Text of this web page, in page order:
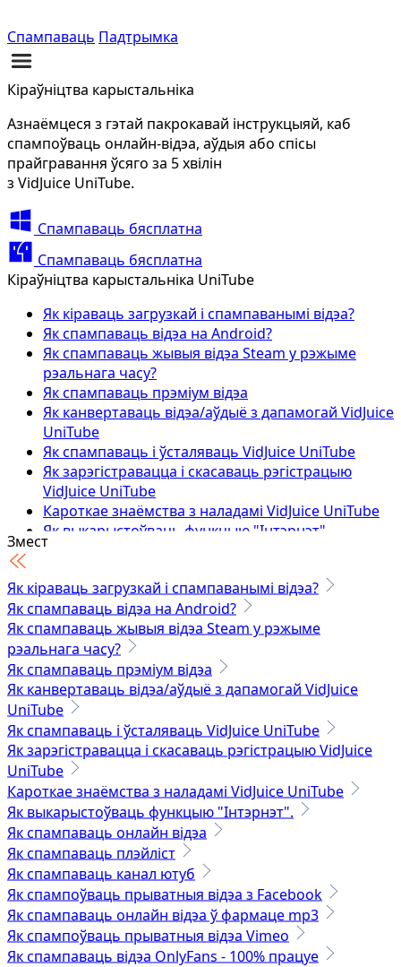
Спампаваць Падтрымка
Кіраўніцтва карыстальніка
Азнаёмцеся з гэтай пакрокавай інструкцыяй, каб
спампоўваць онлайн-відэа, аўдыя або спісы
прайгравання ўсяго за 5 хвілін
з VidJuice UniTube.
Спампаваць бясплатна
Спампаваць бясплатна
Кіраўніцтва карыстальніка UniTube
Як кіраваць загрузкай і спампаванымі відэа?
Як спампаваць відэа на Android?
Як спампаваць жывыя відэа Steam у рэжыме
рэальнага часу?
Як спампаваць прэміум відэа
Як канвертаваць відэа/аўдыё з дапамогай VidJuice
UniTube
Як спампаваць і ўсталяваць VidJuice UniTube
Як зарэгістравацца і скасаваць рэгістрацыю
VidJuice UniTube
Кароткае знаёмства з наладамі VidJuice UniTube
Як выкарыстоўваць функцыю "Інтэрнэт".
Як спампаваць онлайн відэа
Як спампаваць канал ютуб
Як спампоўваць прыватныя відэа з Facebook
Як спампаваць онлайн відэа ў фармаце mp3
Як спампоўваць прыватныя відэа Vimeo
Як спампаваць відэа OnlyFans - 100% працуе
Тэхнічныя характарыстыкі
Змест
Як кіраваць загрузкай і спампаванымі відэа?
Як спампаваць відэа на Android?
Як спампаваць жывыя відэа Steam у рэжыме
рэальнага часу?
Як спампаваць прэміум відэа
Як канвертаваць відэа/аўдыё з дапамогай VidJuice
UniTube
Як спампаваць і ўсталяваць VidJuice UniTube
Як зарэгістравацца і скасаваць рэгістрацыю VidJuice
UniTube
Кароткае знаёмства з наладамі VidJuice UniTube
Як выкарыстоўваць функцыю "Інтэрнэт".
Як спампаваць онлайн відэа
Як спампаваць плэйліст
Як спампаваць канал ютуб
Як спампоўваць прыватныя відэа з Facebook
Як спампаваць онлайн відэа ў фармаце mp3
Як спампоўваць прыватныя відэа Vimeo
Як спампаваць відэа OnlyFans - 100% працуе